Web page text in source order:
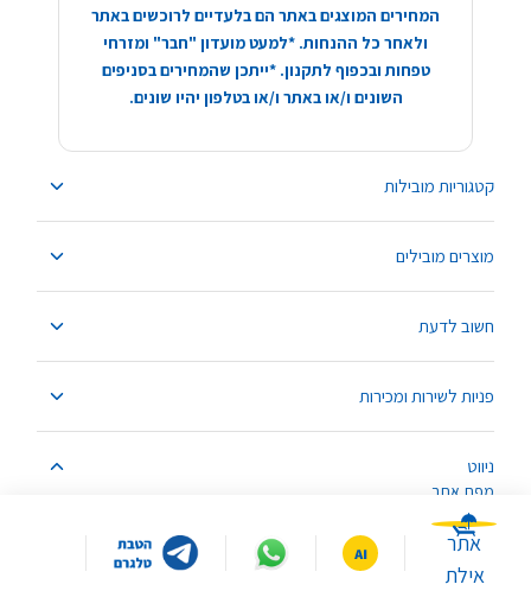
קטגוריות מובילות
מוצרים מובילים
חשוב לדעת
פניות לשירות ומכירות
ניווט
מפת אתר
המחירים המוצגים באתר הם בלעדיים לרוכשים באתר
ולאחר כל ההנחות. *למעט מועדון "חבר" ומזרחי
טפחות ובכפוף לתקנון. *ייתכן שהמחירים בסניפים
השונים ו/או באתר ו/או בטלפון יהיו שונים.
אתר
אילת